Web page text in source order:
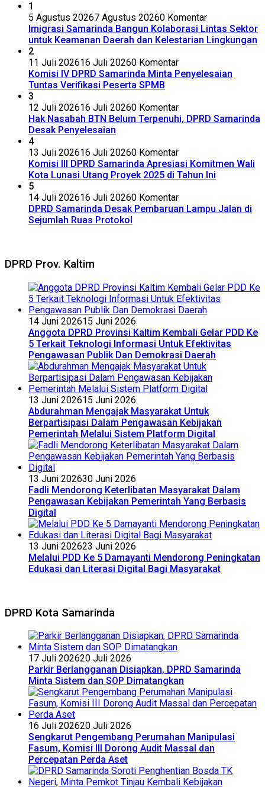
1
5 Agustus 20267 Agustus 20260 Komentar
Imigrasi Samarinda Bangun Kolaborasi Lintas Sektor
untuk Keamanan Daerah dan Kelestarian Lingkungan
2
11 Juli 202616 Juli 20260 Komentar
Komisi IV DPRD Samarinda Minta Penyelesaian
Tuntas Verifikasi Peserta SPMB
3
12 Juli 202616 Juli 20260 Komentar
Hak Nasabah BTN Belum Terpenuhi, DPRD Samarinda
Desak Penyelesaian
4
13 Juli 202616 Juli 20260 Komentar
Komisi III DPRD Samarinda Apresiasi Komitmen Wali
Kota Lunasi Utang Proyek 2025 di Tahun Ini
5
14 Juli 202616 Juli 20260 Komentar
DPRD Samarinda Desak Pembaruan Lampu Jalan di
Sejumlah Ruas Protokol
DPRD Prov. Kaltim
14 Juni 202615 Juni 2026
Anggota DPRD Provinsi Kaltim Kembali Gelar PDD Ke
5 Terkait Teknologi Informasi Untuk Efektivitas
Pengawasan Publik Dan Demokrasi Daerah
13 Juni 202615 Juni 2026
Abdurahman Mengajak Masyarakat Untuk
Berpartisipasi Dalam Pengawasan Kebijakan
Pemerintah Melalui Sistem Platform Digital
13 Juni 202630 Juni 2026
Fadli Mendorong Keterlibatan Masyarakat Dalam
Pengawasan Kebijakan Pemerintah Yang Berbasis
Digital
13 Juni 202623 Juni 2026
Melalui PDD Ke 5 Damayanti Mendorong Peningkatan
Edukasi dan Literasi Digital Bagi Masyarakat
DPRD Kota Samarinda
17 Juli 202620 Juli 2026
Parkir Berlangganan Disiapkan, DPRD Samarinda
Minta Sistem dan SOP Dimatangkan
16 Juli 202620 Juli 2026
Sengkarut Pengembang Perumahan Manipulasi
Fasum, Komisi III Dorong Audit Massal dan
Percepatan Perda Aset